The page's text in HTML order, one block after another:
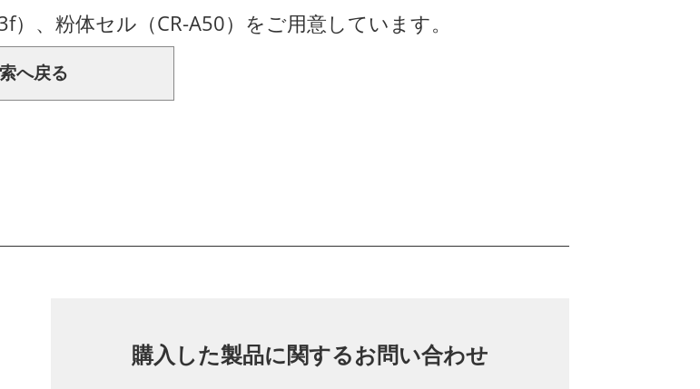
、粉体セル（CR-A50）をご用意しています。
へ戻る
購入した製品に関するお問い合わせ